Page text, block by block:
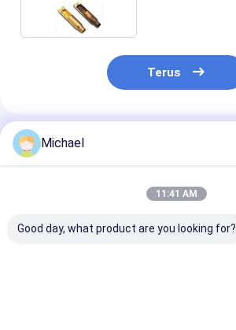
Terus
Rekomendasi Produk
Michael
11:41 AM
Good day, what product are you looking for?